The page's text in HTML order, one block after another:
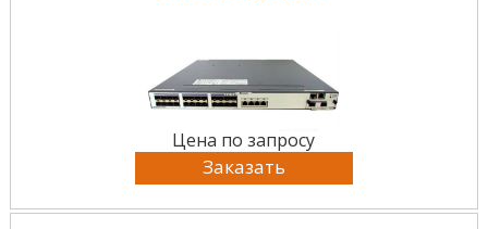
Цена по запросу
Заказать